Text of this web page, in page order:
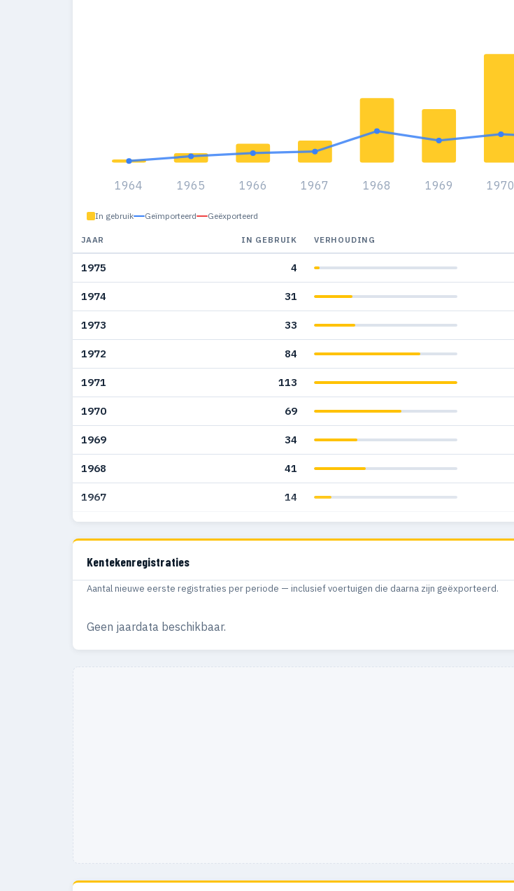
1964 1965 1966 1967 1968 1969 1970
In gebruik Geïmporteerd Geëxporteerd
JAAR IN GEBRUIK VERHOUDING
1975 4
1974 31
1973 33
1972 84
1971 113
1970 69
1969 34
1968 41
1967 14
1966 12
1964 2
Kentekenregistraties
Aantal nieuwe eerste registraties per periode — inclusief voertuigen die daarna zijn geëxporteerd.
Geen jaardata beschikbaar.